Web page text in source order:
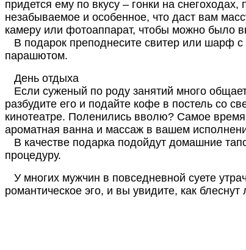
придется ему по вкусу – гонки на
незабываемое и особенное, что даст вам
камеру или фотоаппарат, чтобы можно было
В подарок преподнесите свитер или шарф
парашютом.
День отдыха
Если суженый по роду занятий много
разбудите его и подайте кофе в постель со
кинотеатре. Поленились вволю? Самое
ароматная ванна и массаж в вашем
В качестве подарка подойдут домашние
процедуру.
У многих мужчин в повседневной суете
романтическое эго, и вы увидите, как блеснут